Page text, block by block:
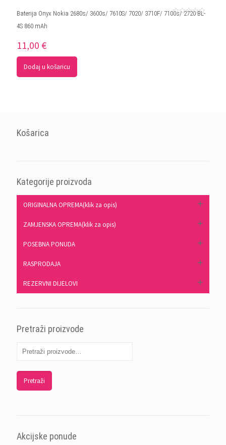
Baterija Onyx Nokia 2680s/ 3600s/ 7610S/ 7020/ 3710F/ 7100s/ 2720 BL-
4S 860 mAh
11,00 €
Dodaj u košaricu
Košarica
Kategorije proizvoda
ORIGINALNA OPREMA(klik za opis)
ZAMJENSKA OPREMA(klik za opis)
POSEBNA PONUDA
RASPRODAJA
REZERVNI DIJELOVI
Pretraži proizvode
Pretraži
Akcijske ponude